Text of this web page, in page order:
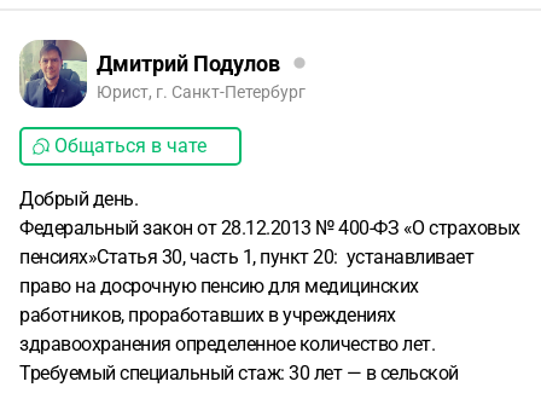
Дмитрий Подулов
Юрист, г. Санкт-Петербург
Общаться в чате
Добрый день.
Федеральный закон от 28.12.2013 № 400-ФЗ «О страховых
пенсиях»Статья 30, часть 1, пункт 20: устанавливает
право на досрочную пенсию для медицинских
работников, проработавших в учреждениях
здравоохранения определенное количество лет.
Требуемый специальный стаж: 30 лет — в сельской